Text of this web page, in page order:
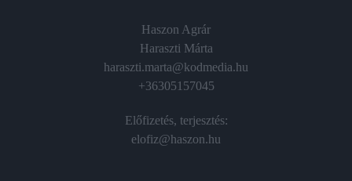
Haszon Agrár
Haraszti Márta
haraszti.marta@kodmedia.hu
+36305157045
Előfizetés, terjesztés:
elofiz@haszon.hu